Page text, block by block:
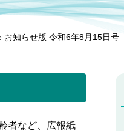
お知らせ版 令和6年8月15日号
者など、広報紙